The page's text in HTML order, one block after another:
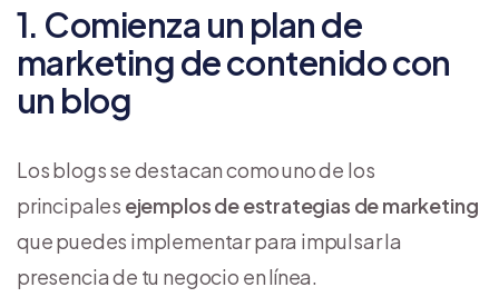
1. Comienza un plan de
marketing de contenido con
un blog
Los blogs se destacan como uno de los
principales ejemplos de estrategias de marketing
que puedes implementar para impulsar la
presencia de tu negocio en línea.